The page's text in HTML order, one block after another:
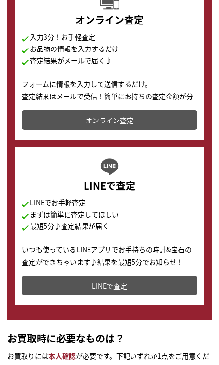
オンライン査定
入力3分！お手軽査定
お品物の情報を入力するだけ
査定結果がメールで届く♪
フォームに情報を入力して送信するだけ。
査定結果はメールで受信！簡単にお持ちの査定金額が分
かります。
オンライン査定
LINEで査定
LINEでお手軽査定
まずは簡単に査定してほしい
最短5分♪査定結果が届く
いつも使っているLINEアプリでお手持ちの時計&宝石の
査定ができちゃいます♪結果を最短5分でお知らせ！
どこからでもすぐに査定金額を知ることが出来ます。
LINEで査定
お買取時に必要なものは？
お買取りには本人確認が必要です。下記いずれか1点をご用意くだ